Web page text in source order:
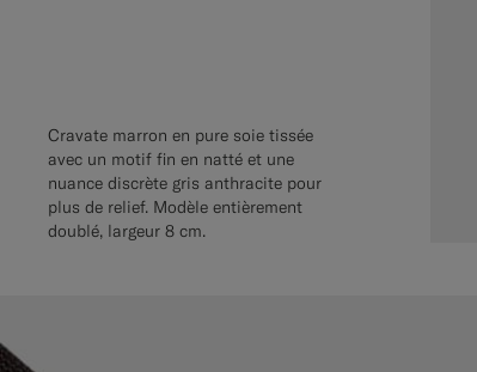
Cravate marron en pure soie tissée
avec un motif fin en natté et une
nuance discrète gris anthracite pour
plus de relief. Modèle entièrement
doublé, largeur 8 cm.